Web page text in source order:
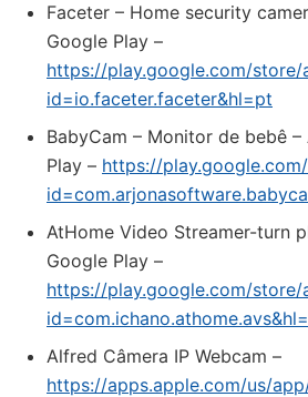
Faceter – Home security
Google Play –
https://play.google.com/store/
id=io.faceter.faceter&hl=pt
BabyCam – Monitor de bebê
Play – https://
AtHome Video Streamer-turn
Google Play –
https://play.google.com/store/
‎Alfred Câmera IP Webcam –
https://apps.apple.com/us/